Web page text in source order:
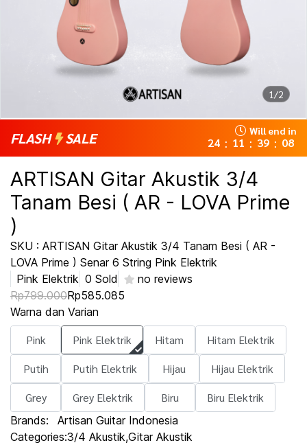
1/2
FLASH SALE Will end in
24 : 11 : 39 : 08
ARTISAN Gitar Akustik 3/4
Tanam Besi ( AR - LOVA Prime
)
SKU : ARTISAN Gitar Akustik 3/4 Tanam Besi ( AR -
LOVA Prime ) Senar 6 String Pink Elektrik
Pink Elektrik 0 Sold
no reviews
Rp799.000Rp585.085
Warna dan Varian
Pink Pink Elektrik Hitam
Hitam Elektrik
Putih
Putih Elektrik Hijau
Hijau Elektrik
Grey
Grey Elektrik Biru Biru Elektrik
Brands:
Artisan Guitar Indonesia
Categories:3/4 Akustik,Gitar Akustik